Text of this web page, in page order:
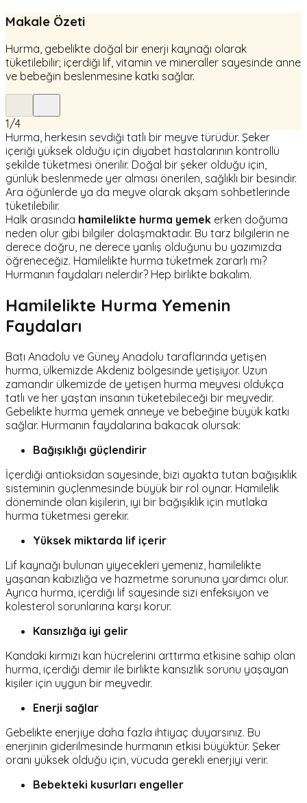
Makale Özeti
Hurma, gebelikte doğal bir enerji kaynağı olarak
tüketilebilir; içerdiği lif, vitamin ve mineraller sayesinde anne
ve bebeğin beslenmesine katkı sağlar.
1/4
Hurma, herkesin sevdiği tatlı bir meyve türüdür. Şeker
içeriği yüksek olduğu için diyabet hastalarının kontrollü
şekilde tüketmesi önerilir. Doğal bir şeker olduğu için,
günlük beslenmede yer alması önerilen, sağlıklı bir besindir.
Ara öğünlerde ya da meyve olarak akşam sohbetlerinde
tüketilebilir.
Halk arasında hamilelikte hurma yemek erken doğuma
neden olur gibi bilgiler dolaşmaktadır. Bu tarz bilgilerin ne
derece doğru, ne derece yanlış olduğunu bu yazımızda
öğreneceğiz. Hamilelikte hurma tüketmek zararlı mı?
Hurmanın faydaları nelerdir? Hep birlikte bakalım.
Hamilelikte Hurma Yemenin
Faydaları
Batı Anadolu ve Güney Anadolu taraflarında yetişen
hurma, ülkemizde Akdeniz bölgesinde yetişiyor. Uzun
zamandır ülkemizde de yetişen hurma meyvesi oldukça
tatlı ve her yaştan insanın tüketebileceği bir meyvedir.
Gebelikte hurma yemek anneye ve bebeğine büyük katkı
sağlar. Hurmanın faydalarına bakacak olursak:
Bağışıklığı güçlendirir
İçerdiği antioksidan sayesinde, bizi ayakta tutan bağışıklık
sisteminin güçlenmesinde büyük bir rol oynar. Hamilelik
döneminde olan kişilerin, iyi bir bağışıklık için mutlaka
hurma tüketmesi gerekir.
Yüksek miktarda lif içerir
Lif kaynağı bulunan yiyecekleri yemeniz, hamilelikte
yaşanan kabızlığa ve hazmetme sorununa yardımcı olur.
Ayrıca hurma, içerdiği lif sayesinde sizi enfeksiyon ve
kolesterol sorunlarına karşı korur.
Kansızlığa iyi gelir
Kandaki kırmızı kan hücrelerini arttırma etkisine sahip olan
hurma, içerdiği demir ile birlikte kansızlık sorunu yaşayan
kişiler için uygun bir meyvedir.
Enerji sağlar
Gebelikte enerjiye daha fazla ihtiyaç duyarsınız. Bu
enerjinin giderilmesinde hurmanın etkisi büyüktür. Şeker
oranı yüksek olduğu için, vücuda gerekli enerjiyi verir.
Bebekteki kusurları engeller